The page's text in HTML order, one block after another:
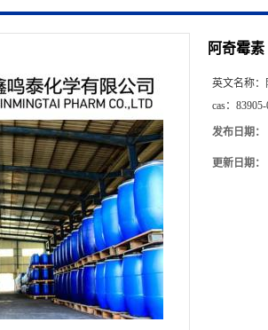
阿奇霉素
英文名称：
cas：
发布日期：
更新日期：